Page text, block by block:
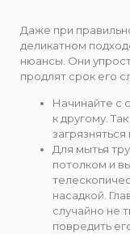
Даже при
деликатном
нюансы. Они
продлят срок его
Начинайте с
к другому.
загрязняться
Для мытья
потолком и
насадкой.
случайно не
повредить